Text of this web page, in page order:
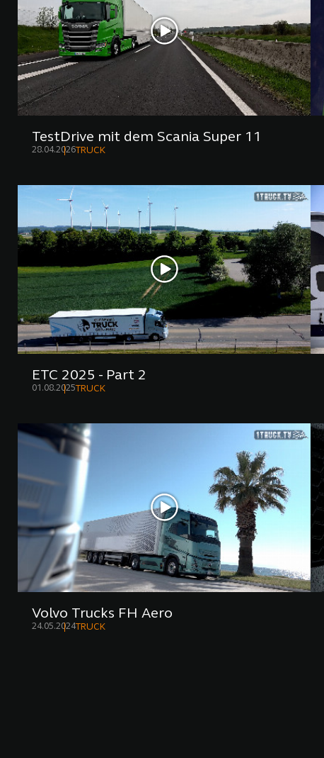
TestDrive mit dem Scania Super 11
28.04.2026TRUCK
ETC 2025 - Part 2
01.08.2025TRUCK
Volvo Trucks FH Aero
24.05.2024TRUCK